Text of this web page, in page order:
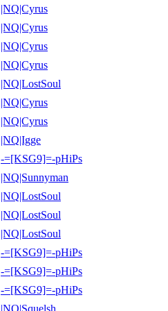
|NQ|Cyrus
|NQ|Cyrus
|NQ|Cyrus
|NQ|Cyrus
|NQ|LostSoul
|NQ|Cyrus
|NQ|Cyrus
|NQ|Igge
-=[KSG9]=-pHiPs
|NQ|Sunnyman
|NQ|LostSoul
|NQ|LostSoul
|NQ|LostSoul
-=[KSG9]=-pHiPs
-=[KSG9]=-pHiPs
-=[KSG9]=-pHiPs